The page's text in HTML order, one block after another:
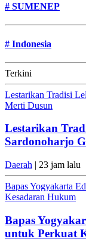
# SUMENEP
# Indonesia
Terkini
Lestarikan Tradisi
Merti Dusun
Lestarikan
Sardonoharjo
Daerah | 23 jam lalu
Bapas Yogyakarta
Kesadaran Hukum
Bapas
untuk Perkuat